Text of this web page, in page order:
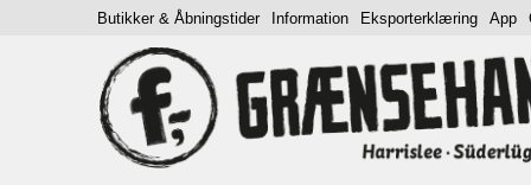
Butikker & Åbningstider Information Eksporterklæring App